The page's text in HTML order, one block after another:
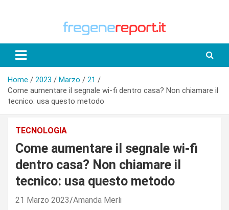
Home 2023 Marzo
21
Come aumentare il segnale wi-fi dentro casa? Non chiamare il
tecnico: usa questo metodo
TECNOLOGIA
Come aumentare il segnale wi-fi
dentro casa? Non chiamare il
tecnico: usa questo metodo
21 Marzo 2023 Amanda Merli